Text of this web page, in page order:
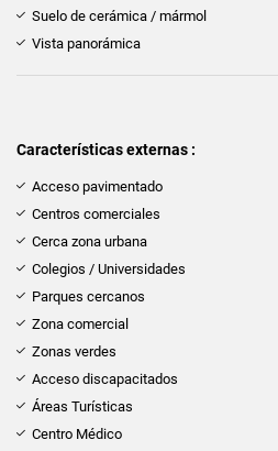
Suelo de cerámica / mármol
Vista panorámica
Características externas :
Acceso pavimentado
Centros comerciales
Cerca zona urbana
Colegios / Universidades
Parques cercanos
Zona comercial
Zonas verdes
Acceso discapacitados
Áreas Turísticas
Centro Médico